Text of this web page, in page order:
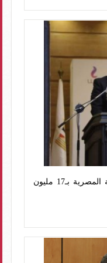
وزارة الرياضة تدعم اللجنة الأوليمبية المصرية بـ17 مليون